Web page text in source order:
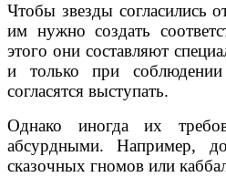
Чтобы звезды согласились
им нужно создать
этого они составляют
и только при
согласятся выступать.
Однако иногда их
абсурдными. Например,
сказочных гномов или